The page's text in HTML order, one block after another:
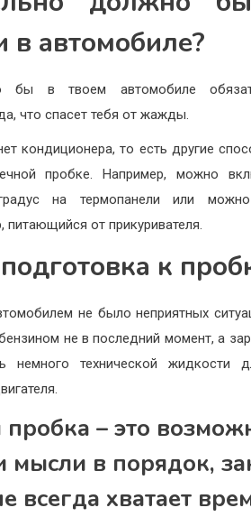
в автомобиле?
бы в твоем автомобиле
что спасет тебя от жажды.
кондиционера, то есть другие
пробке. Например, можно
на термопанели или можно
от прикуривателя.
к
не было неприятных
не в последний момент, а
немного технической жидкости
пробка – это
мысли в порядок,
всегда хватает